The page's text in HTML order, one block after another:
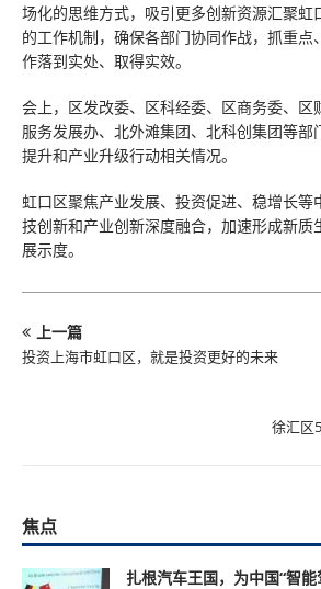
场化的思维方式，吸引更多创新资源汇聚虹
的工作机制，确保各部门协同作战，抓重点
作落到实处、取得实效。
会上，区发改委、区科经委、区商务委、区
服务发展办、北外滩集团、北科创集团等部
提升和产业升级行动相关情况。
虹口区聚焦产业发展、投资促进、稳增长等
技创新和产业创新深度融合，加速形成新质
展示度。
上一篇
投资上海市虹口区，就是投资更好的未来
徐汇区
焦点
扎根汽车王国，为中国“智能